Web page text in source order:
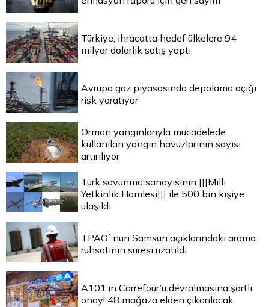
Türkiye, ihracatta hedef ülkelere 94
milyar dolarlık satış yaptı
Avrupa gaz piyasasında depolama açığı
risk yaratıyor
Orman yangınlarıyla mücadelede
kullanılan yangın havuzlarının sayısı
artırılıyor
Türk savunma sanayisinin |||Milli
Yetkinlik Hamlesi||| ile 500 bin kişiye
ulaşıldı
TPAO`nun Samsun açıklarındaki arama
ruhsatının süresi uzatıldı
A101’in Carrefour’u devralmasına şartlı
onay! 48 mağaza elden çıkarılacak